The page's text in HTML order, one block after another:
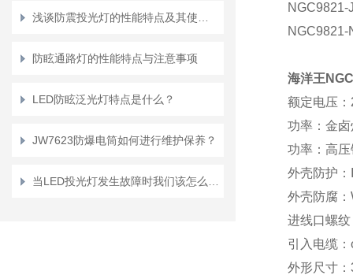
防眩通路灯的性能特点与注意事项
LED防眩泛光灯特点是什么？
JW7623防爆电筒如何进行维护保养？
海洋王
额定电压
功率：金
功率：高
外壳防护：
外壳防腐：
进线口螺纹
引入电缆
外形尺寸：